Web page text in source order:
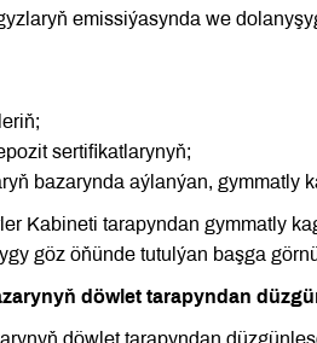
emissiýasynda we
sertifikatlarynyň;
bazarynda aýlanýan, gymmatly
Kabineti tarapyndan gymmatly
göz öňünde tutulýan başga
döwlet tarapyndan
döwlet tarapyndan